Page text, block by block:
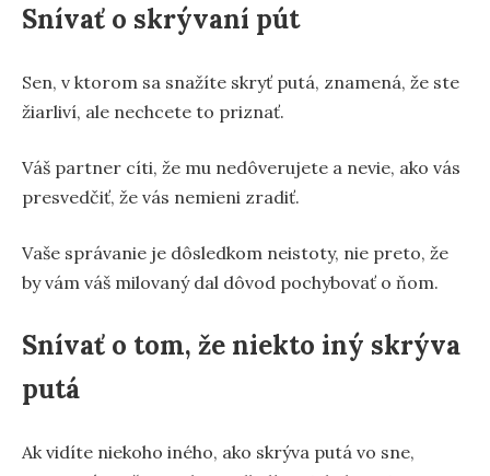
Snívať o skrývaní pút
Sen, v ktorom sa snažíte skryť putá, znamená, že ste
žiarliví, ale nechcete to priznať.
Váš partner cíti, že mu nedôverujete a nevie, ako vás
presvedčiť, že vás nemieni zradiť.
Vaše správanie je dôsledkom neistoty, nie preto, že
by vám váš milovaný dal dôvod pochybovať o ňom.
Snívať o tom, že niekto iný skrýva
putá
Ak vidíte niekoho iného, ako skrýva putá vo sne,